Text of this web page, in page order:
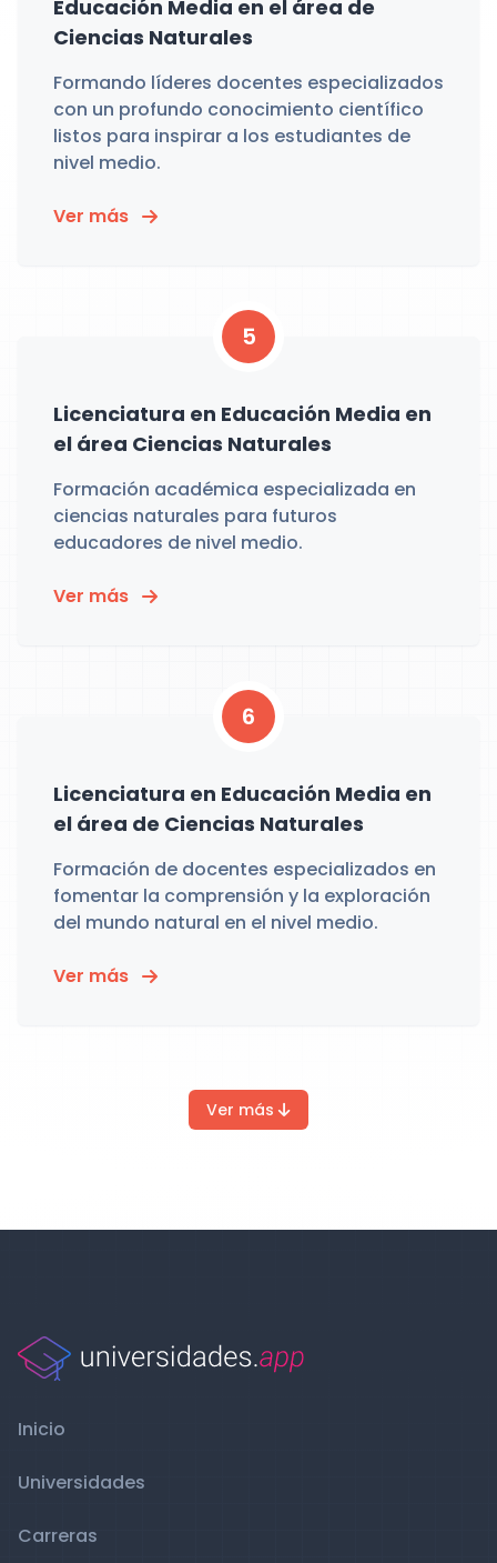
Educación Media en el área de
Ciencias Naturales
Formando líderes docentes especializados
con un profundo conocimiento científico
listos para inspirar a los estudiantes de
nivel medio.
Ver más
5
Licenciatura en Educación Media en
el área Ciencias Naturales
Formación académica especializada en
ciencias naturales para futuros
educadores de nivel medio.
Ver más
6
Licenciatura en Educación Media en
el área de Ciencias Naturales
Formación de docentes especializados en
fomentar la comprensión y la exploración
del mundo natural en el nivel medio.
Ver más
Ver más
Inicio
Universidades
Carreras